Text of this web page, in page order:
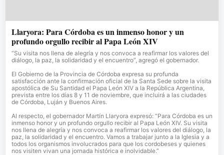
Llaryora: Para Córdoba es un inmenso honor y un
profundo orgullo recibir al Papa León XIV
“Su visita nos llena de alegría y nos convoca a reafirmar los valores del
diálogo, la paz, la solidaridad y el encuentro”, agregó el gobernador.
El Gobierno de la Provincia de Córdoba expresa su profunda
satisfacción ante la confirmación oficial de la Santa Sede sobre la visita
apostólica de Su Santidad el Papa León XIV a la República Argentina,
prevista entre los días 8 y 11 de noviembre, que incluirá a las ciudades
de Córdoba, Luján y Buenos Aires.
Al respecto, el gobernador Martín Llaryora expresó: “Para Córdoba es un
inmenso honor y un profundo orgullo recibir al Papa León XIV. Su visita
nos llena de alegría y nos convoca a reafirmar los valores del diálogo, la
paz, la solidaridad y el encuentro. Vamos a trabajar junto a la Iglesia y a
todos los organismos involucrados para que los cordobeses y quienes
nos visiten vivan una jornada histórica e inolvidable.”